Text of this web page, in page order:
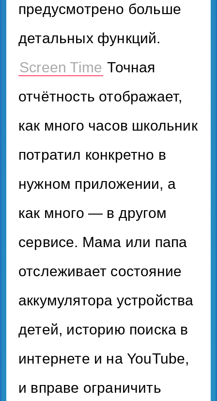
предусмотрено больше
детальных функций.
Screen Time Точная
отчётность отображает,
как много часов школьник
потратил конкретно в
нужном приложении, а
как много — в другом
сервисе. Мама или папа
отслеживает состояние
аккумулятора устройства
детей, историю поиска в
интернете и на YouTube,
и вправе ограничить